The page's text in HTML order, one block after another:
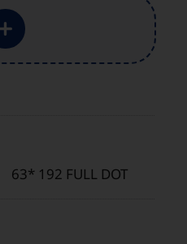
63* 192 FULL DOT